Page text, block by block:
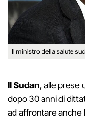
Il ministro della salute
Il Sudan, alle prese
dopo 30 anni di
ad affrontare anche